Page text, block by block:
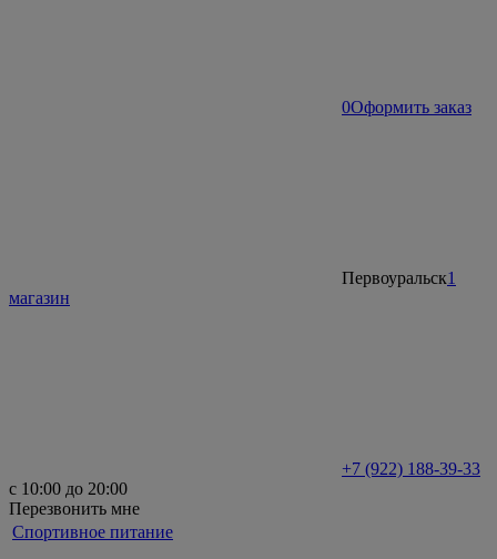
0Оформить заказ
Первоуральск1
магазин
+7 (922) 188-39-33
с 10:00 до 20:00
Перезвонить мне
Спортивное питание